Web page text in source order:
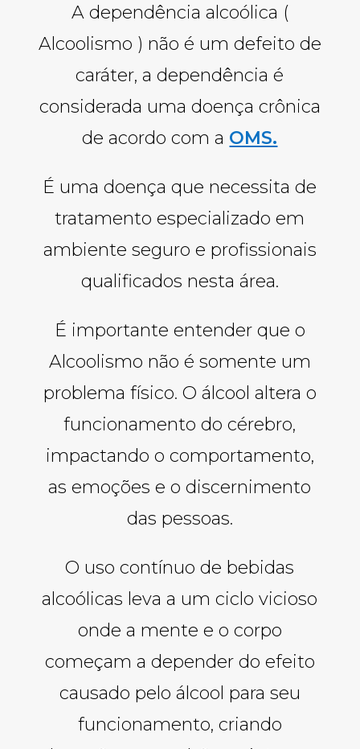
A dependência alcoólica (
Alcoolismo ) não é um defeito de
caráter, a dependência é
considerada uma doença crônica
de acordo com a OMS.
É uma doença que necessita de
tratamento especializado em
ambiente seguro e profissionais
qualificados nesta área.
É importante entender que o
Alcoolismo não é somente um
problema físico. O álcool altera o
funcionamento do cérebro,
impactando o comportamento,
as emoções e o discernimento
das pessoas.
O uso contínuo de bebidas
alcoólicas leva a um ciclo vicioso
onde a mente e o corpo
começam a depender do efeito
causado pelo álcool para seu
funcionamento, criando